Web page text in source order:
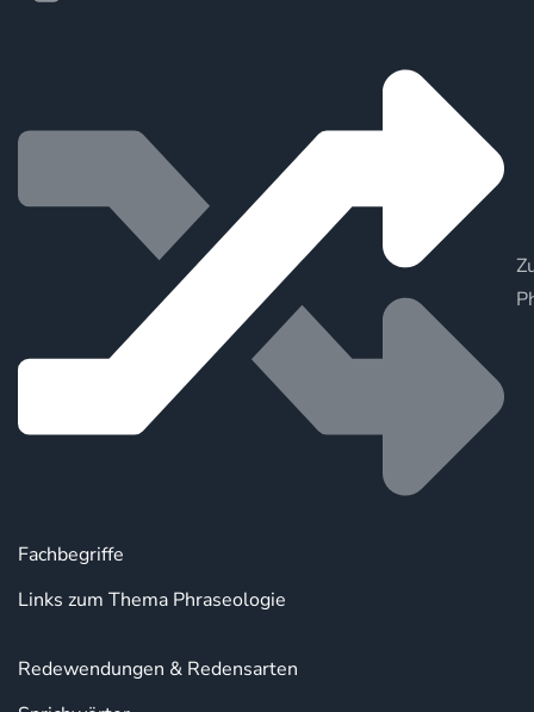
Fachbegriffe
Links zum Thema Phraseologie
Redewendungen & Redensarten